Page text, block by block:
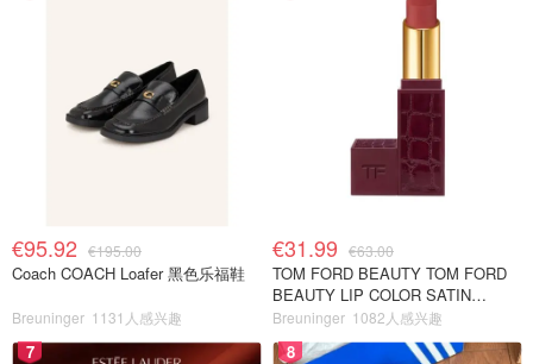
€95.92 €195.00
Coach COACH Loafer 黑色乐福鞋
Breuninger 1131人感兴趣
€31.99 €63.00
TOM FORD BEAUTY TOM FORD
BEAUTY LIP COLOR SATIN
MATTE 裸玫瑰口红
Breuninger 1082人感兴趣
7 8